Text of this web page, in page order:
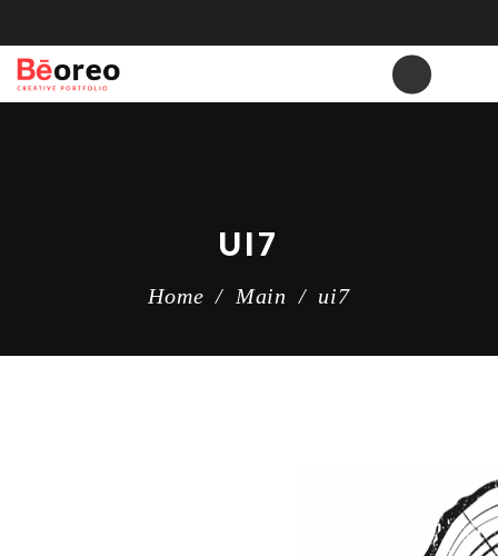
UI7
Home / Main / ui7